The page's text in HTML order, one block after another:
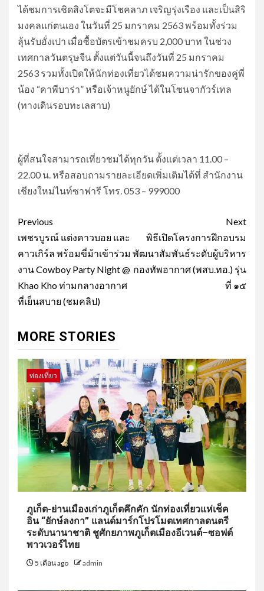
ได้ชมการเชิดสิงโตจะมีโชคลาภ เจริญรุ่งเรือง และเป็นสิริ
มงคลแก่ตนเอง ในวันที่ 25 มกราคม 2563 พร้อมทั้งร่วม
ลุ้นรับอั่งเปา เมื่อซื้อบัตรเข้าชมครบ 2,000 บาท ในช่วง
เทศกาลวันตรุษจีน ตั้งแต่วันนี้จนถึงวันที่ 25 มกราคม
2563 รวมทั้งเปิดให้นักท่องเที่ยวได้ชมความน่ารักของคู่พี่
น้อง “คาพีบาร่า” หรือเจ้าหนูยักษ์ ได้ในโซนจากัวร์เทล
(ทางเดินรอบทะเลสาบ)
ผู้ที่สนใจสามารถเที่ยวชมได้ทุกวัน ตั้งแต่เวลา 11.00 –
22.00 น. หรือสอบถามรายละเอียดเพิ่มเติมได้ที่ สำนักงาน
เชียงใหม่ไนท์ซาฟารี โทร. 053 – 999000
Post
navigation
Previous
เพชรบูรณ์ แต่งคาวบอย และ
คาวเกิร์ล พร้อมขี่ม้าเข้าร่วม
งาน Cowboy Party Night @
Khao Kho ท่ามกลางอากาศ
ที่เย็นสบาย (ชมคลิป)
Next
พิธีเปิดโครงการฝึกอบรม
พัฒนาสัมพันธ์ระดับผู้บริหาร
กองทัพอากาศ (พสบ.ทอ.) รุ่น
ที่ ๑๕
MORE STORIES
ท่องเที่ยว
ภูเก็ต-ย่านเมืองเก่าภูเก็ตคึกคัก นักท่องเที่ยวแห่เช็ค
อิน “ยักษ์ลงกา” แลนด์มาร์กโปรโมตเทศกาลดนตรี
ระดับนานาชาติ ชูศักยภาพภูเก็ตเมืองอีเวนต์–ซอฟต์
พาวเวอร์ไทย
5 เดือน ago admin